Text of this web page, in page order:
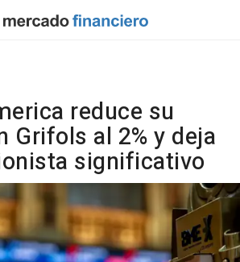
reduce su
Grifols al 2% y deja
significativo